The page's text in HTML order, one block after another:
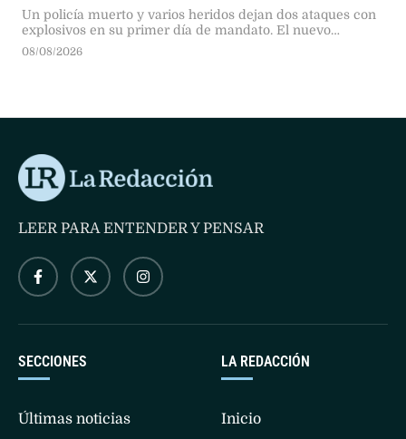
Un policía muerto y varios heridos dejan dos ataques con
explosivos en su primer día de mandato. El nuevo
presidente prometió mano dura contra el narcoterrorismo
08/08/2026
LA REDACCIÓN
Inicio
SECCIONES
Últimas noticias
LEER PARA ENTENDER Y PENSAR